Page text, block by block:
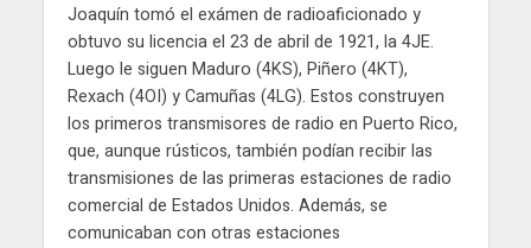
Joaquín tomó el exámen de radioaficionado y
obtuvo su licencia el 23 de abril de 1921, la 4JE.
Luego le siguen Maduro (4KS), Piñero (4KT),
Rexach (4OI) y Camuñas (4LG). Estos construyen
los primeros transmisores de radio en Puerto Rico,
que, aunque rústicos, también podían recibir las
transmisiones de las primeras estaciones de radio
comercial de Estados Unidos. Además, se
comunicaban con otras estaciones